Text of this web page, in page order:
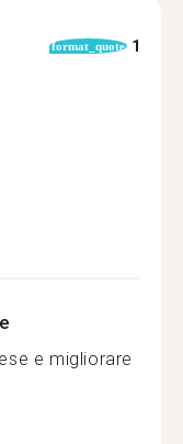
format_quote 1
e migliorare